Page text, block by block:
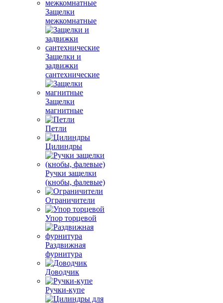
Защелки
межкомнатные
Защелки и
задвижки
сантехнические
Защелки
магнитные
Петли
Цилиндры
Ручки защелки
(кнобы, фалевые)
Ограничители
Упор торцевой
Раздвижная
фурнитура
Доводчик
Ручки-купе